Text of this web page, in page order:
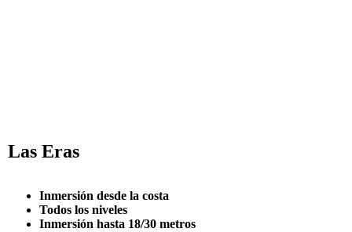
Las Eras
Inmersión desde la costa
Todos los niveles
Inmersión hasta 18/30 metros